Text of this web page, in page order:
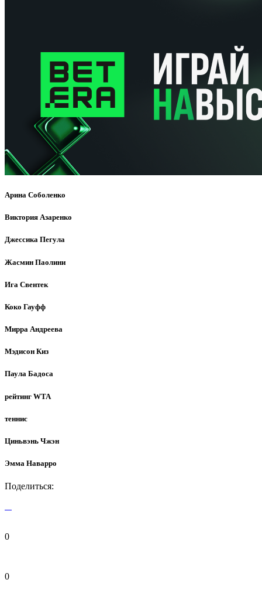
Арина Соболенко
Виктория Азаренко
Джессика Пегула
Жасмин Паолини
Ига Свентек
Коко Гауфф
Мирра Андреева
Мэдисон Киз
Паула Бадоса
рейтинг WTA
теннис
Циньвэнь Чжэн
Эмма Наварро
Поделиться:
0
0